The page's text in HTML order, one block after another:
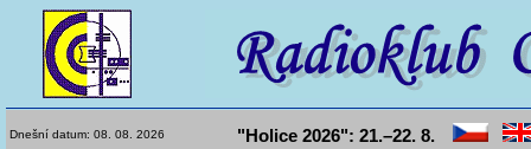
Dnešní datum: 08. 08. 2026 "Holice 2026": 21.–22. 8.